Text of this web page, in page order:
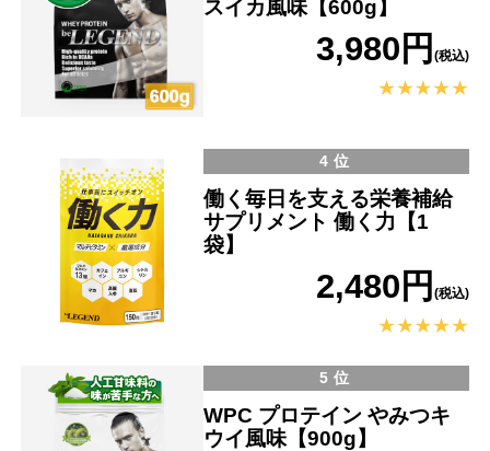
スイカ風味【600g】
3,980円 (税込)
4位
働く毎日を支える栄養補給
サプリメント 働く力【1
袋】
2,480円 (税込)
5位
WPC プロテイン やみつキ
ウイ風味【900g】